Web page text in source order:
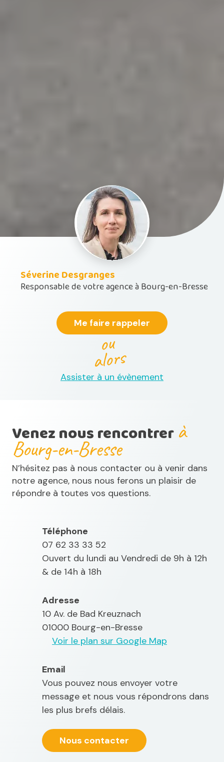
Séverine Desgranges
Responsable de votre agence à Bourg-en-Bresse
Me faire rappeler
ou
alors
Assister à un évènement
Venez nous rencontrer à
Bourg-en-Bresse
N’hésitez pas à nous contacter ou à venir dans
notre agence, nous nous ferons un plaisir de
répondre à toutes vos questions.
Téléphone
07 62 33 33 52
Ouvert du lundi au Vendredi de 9h à 12h
& de 14h à 18h
Adresse
10 Av. de Bad Kreuznach
01000 Bourg-en-Bresse
Voir le plan sur Google Map
Email
Vous pouvez nous envoyer votre
message et nous vous répondrons dans
les plus brefs délais.
Nous contacter